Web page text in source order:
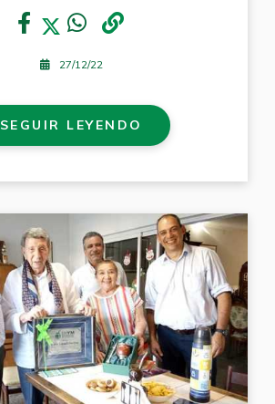
27/12/22
SEGUIR LEYENDO